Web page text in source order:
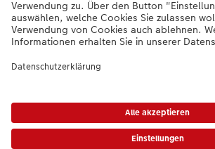
Bei Fragen können Sie uns gern anrufen:+352
9:00 - 20:00 Uhr | Sam von 9:00 - 17:00 Uhr |
DE |FR|EN
* Die UVP gelten inkl. MwSt. zzgl.
|AGB|Datenschutz|Impressum|